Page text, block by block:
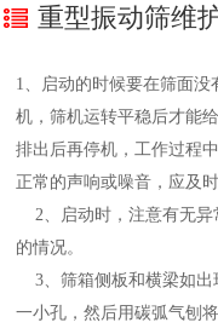
重型振动筛维
1、启动的时候要在筛面
机，筛机运转平稳后才能
排出后再停机，工作过程
正常的声响或噪音，应及
2、启动时，注意有无异
的情况。
3、筛箱侧板和横梁如出
一小孔，然后用碳弧气刨